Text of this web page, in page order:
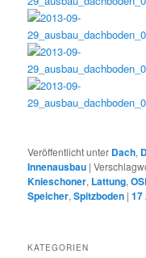
Veröffentlicht unter Dach,
Innenausbau |
Knieschoner, Lattung,
Speicher,Spitzboden |17
KATEGORIEN